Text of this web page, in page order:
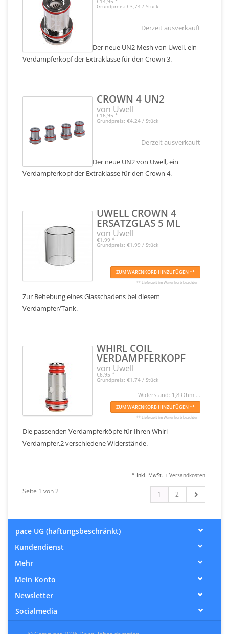
Grundpreis: €3,74 / Stück
Derzeit ausverkauft
Der neue UN2 Mesh von Uwell, ein
Verdampferkopf der Extraklasse für den Crown 3.
CROWN 4 UN2
von Uwell
€16,95 *
Grundpreis: €4,24 / Stück
Derzeit ausverkauft
Der neue UN2 von Uwell, ein
Verdampferkopf der Extraklasse für den Crown 4.
UWELL CROWN 4
ERSATZGLAS 5 ML
von Uwell
€1,99 *
Grundpreis: €1,99 / Stück
ZUM WARENKORB HINZUFÜGEN **
** Lieferzeit im Warenkorb beachten
Zur Behebung eines Glasschadens bei diesem
Verdampfer/Tank.
WHIRL COIL
VERDAMPFERKOPF
von Uwell
€6,95 *
Grundpreis: €1,74 / Stück
Widerstand: 1,8 Ohm ...
ZUM WARENKORB HINZUFÜGEN **
** Lieferzeit im Warenkorb beachten
Die passenden Verdampferköpfe für Ihren Whirl
Verdampfer,2 verschiedene Widerstände.
* Inkl. MwSt. + Versandkosten
Seite 1 von 2 1 2
pace UG (haftungsbeschränkt)
Kundendienst
Mehr
Mein Konto
Newsletter
Socialmedia